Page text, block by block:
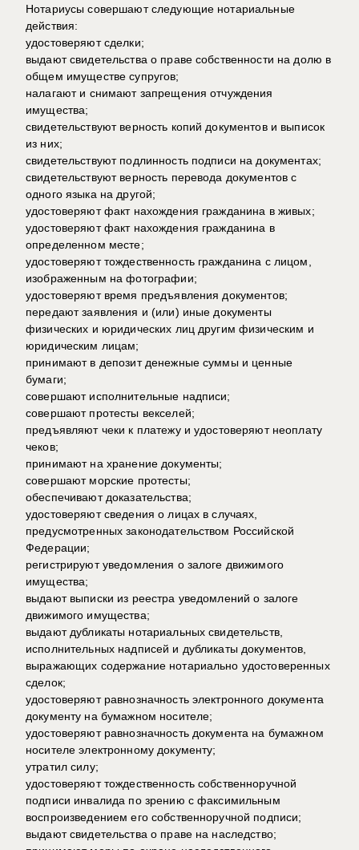
Нотариусы совершают следующие нотариальные
действия:
удостоверяют сделки;
выдают свидетельства о праве собственности на долю в
общем имуществе супругов;
налагают и снимают запрещения отчуждения
имущества;
свидетельствуют верность копий документов и выписок
из них;
свидетельствуют подлинность подписи на документах;
свидетельствуют верность перевода документов с
одного языка на другой;
удостоверяют факт нахождения гражданина в живых;
удостоверяют факт нахождения гражданина в
определенном месте;
удостоверяют тождественность гражданина с лицом,
изображенным на фотографии;
удостоверяют время предъявления документов;
передают заявления и (или) иные документы
физических и юридических лиц другим физическим и
юридическим лицам;
принимают в депозит денежные суммы и ценные
бумаги;
совершают исполнительные надписи;
совершают протесты векселей;
предъявляют чеки к платежу и удостоверяют неоплату
чеков;
принимают на хранение документы;
совершают морские протесты;
обеспечивают доказательства;
удостоверяют сведения о лицах в случаях,
предусмотренных законодательством Российской
Федерации;
регистрируют уведомления о залоге движимого
имущества;
выдают выписки из реестра уведомлений о залоге
движимого имущества;
выдают дубликаты нотариальных свидетельств,
исполнительных надписей и дубликаты документов,
выражающих содержание нотариально удостоверенных
сделок;
удостоверяют равнозначность электронного документа
документу на бумажном носителе;
удостоверяют равнозначность документа на бумажном
носителе электронному документу;
утратил силу;
удостоверяют тождественность собственноручной
подписи инвалида по зрению с факсимильным
воспроизведением его собственноручной подписи;
выдают свидетельства о праве на наследство;